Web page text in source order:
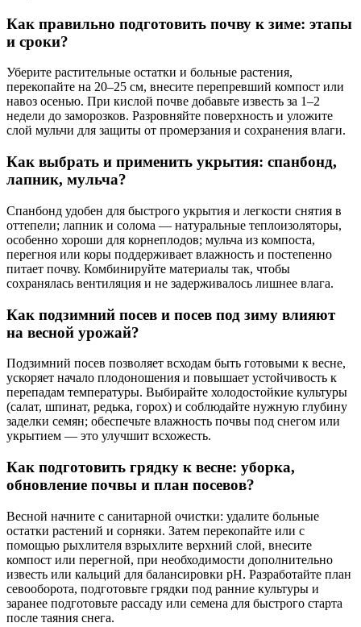
Как правильно подготовить почву к зиме: этапы
и сроки?
Уберите растительные остатки и больные растения,
перекопайте на 20–25 см, внесите перепревший компост или
навоз осенью. При кислой почве добавьте известь за 1–2
недели до заморозков. Разровняйте поверхность и уложите
слой мульчи для защиты от промерзания и сохранения влаги.
Как выбрать и применить укрытия: спанбонд,
лапник, мульча?
Спанбонд удобен для быстрого укрытия и легкости снятия в
оттепели; лапник и солома — натуральные теплоизоляторы,
особенно хороши для корнеплодов; мульча из компоста,
перегноя или коры поддерживает влажность и постепенно
питает почву. Комбинируйте материалы так, чтобы
сохранялась вентиляция и не задерживалось лишнее влага.
Как подзимний посев и посев под зиму влияют
на весной урожай?
Подзимний посев позволяет всходам быть готовыми к весне,
ускоряет начало плодоношения и повышает устойчивость к
перепадам температуры. Выбирайте холодостойкие культуры
(салат, шпинат, редька, горох) и соблюдайте нужную глубину
заделки семян; обеспечьте влажность почвы под снегом или
укрытием — это улучшит всхожесть.
Как подготовить грядку к весне: уборка,
обновление почвы и план посевов?
Весной начните с санитарной очистки: удалите больные
остатки растений и сорняки. Затем перекопайте или с
помощью рыхлителя взрыхлите верхний слой, внесите
компост или перегной, при необходимости дополнительно
известь или кальций для балансировки pH. Разработайте план
севооборота, подготовьте грядки под ранние культуры и
заранее подготовьте рассаду или семена для быстрого старта
после таяния снега.